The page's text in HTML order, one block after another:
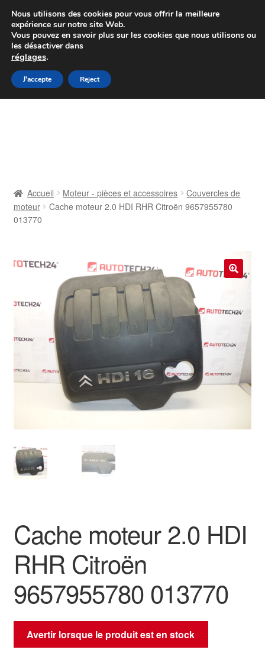
Colissimo livraison à partir de 7 EUR
Du lundi au vendredi de 9 h à 16 h
Aller
à
Aller
au
Contact
Livraison internationale
Mon compte
Paiements
Panier
Politique de confidentialité
Procédure de Réclamation
Accueil Moteur - pièces et accessoires
Couvercles de
moteur
Cache moteur 2.0 HDI RHR Citroën 9657955780
013770
Cache moteur 2.0 HDI
RHR Citroën
9657955780 013770
Avertir lorsque le produit est en stock
Nous utilisons des cookies pour vous offrir la meilleure
expérience sur notre site Web.
Vous pouvez en savoir plus sur les cookies que nous utilisons ou
les désactiver dans
réglages.
J'accepte Reject